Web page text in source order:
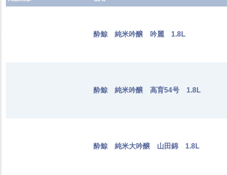
酔鯨 純米吟醸 吟麗 1.8L
酔鯨 純米吟醸 高育54号 1.8L
酔鯨 純米大吟醸 山田錦 1.8L